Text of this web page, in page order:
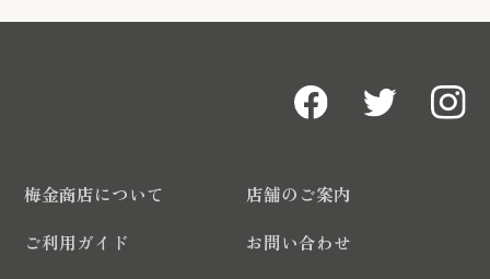
梅金商店について
店舗のご案内
ご利用ガイド
お問い合わせ